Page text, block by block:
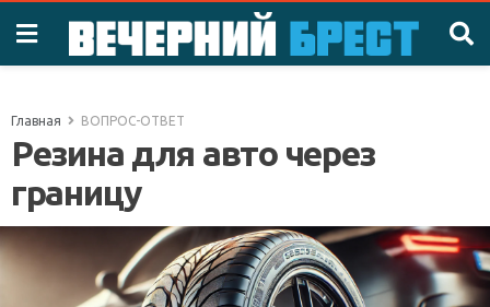
Главная ВОПРОС-ОТВЕТ
Резина для авто через
границу